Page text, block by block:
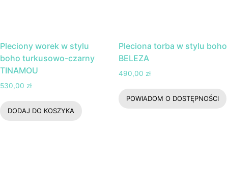
Pleciony worek w stylu
boho turkusowo-czarny
TINAMOU
530,00 zł
DODAJ DO KOSZYKA
Pleciona torba w stylu boho
BELEZA
490,00 zł
POWIADOM O DOSTĘPNOŚCI